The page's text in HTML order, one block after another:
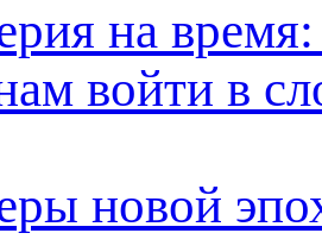
на время:
войти в
новой